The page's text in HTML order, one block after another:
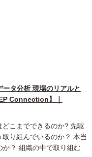
タ分析 現場のリアルと
Connection】｜
こまでできるのか? 先駆
り組んでいるのか？ 本当
か？ 組織の中で取り組む